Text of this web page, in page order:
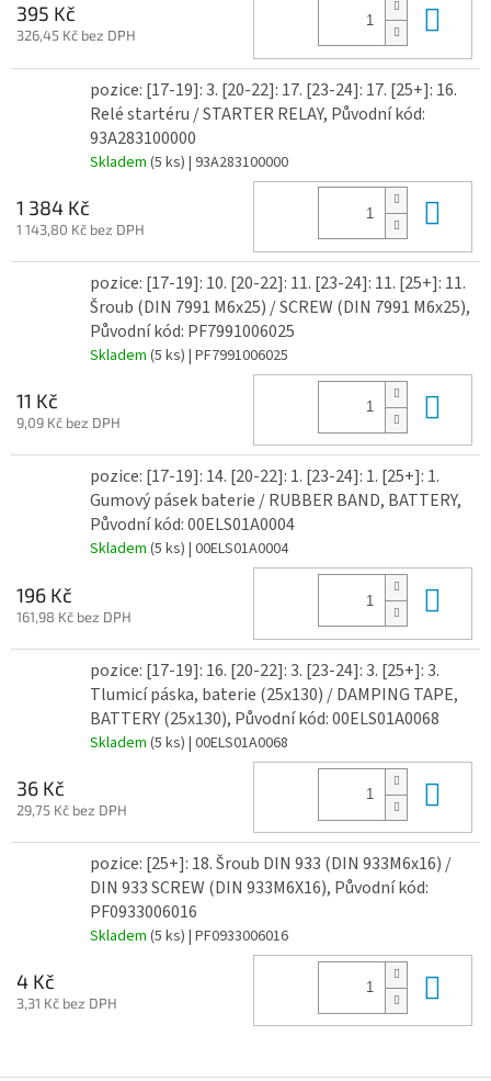
395 Kč
326,45 Kč bez DPH
pozice: [17-19]: 3. [20-22]: 17. [23-24]: 17. [25+]: 16.
Relé startéru / STARTER RELAY, Původní kód:
93A283100000
Skladem (5 ks) | 93A283100000
1 384 Kč
1 143,80 Kč bez DPH
pozice: [17-19]: 10. [20-22]: 11. [23-24]: 11. [25+]: 11.
Šroub (DIN 7991 M6x25) / SCREW (DIN 7991 M6x25),
Původní kód: PF7991006025
Skladem (5 ks) | PF7991006025
11 Kč
9,09 Kč bez DPH
pozice: [17-19]: 14. [20-22]: 1. [23-24]: 1. [25+]: 1.
Gumový pásek baterie / RUBBER BAND, BATTERY,
Původní kód: 00ELS01A0004
Skladem (5 ks) | 00ELS01A0004
196 Kč
161,98 Kč bez DPH
pozice: [17-19]: 16. [20-22]: 3. [23-24]: 3. [25+]: 3.
Tlumicí páska, baterie (25x130) / DAMPING TAPE,
BATTERY (25x130), Původní kód: 00ELS01A0068
Skladem (5 ks) | 00ELS01A0068
36 Kč
29,75 Kč bez DPH
pozice: [25+]: 18. Šroub DIN 933 (DIN 933M6x16) /
DIN 933 SCREW (DIN 933M6X16), Původní kód:
PF0933006016
Skladem (5 ks) | PF0933006016
4 Kč
3,31 Kč bez DPH